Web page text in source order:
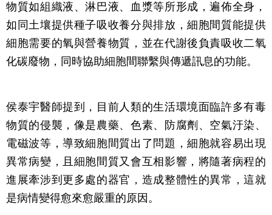
物質如組織液、淋巴液、血漿等所形成，遍佈全身，
如同土壤提供種子吸收養分與排放，細胞間質能提供
細胞需要的氧與營養物質，並在代謝後負責吸收二氧
化碳廢物，同時協助細胞間聯繫與傳遞訊息的功能。
侯泰宇醫師提到，目前人類的生活環境面臨許多有毒
物質的侵襲，像是農藥、色素、防腐劑、空氣汙染、
電磁波等，導致細胞間質出了問題，細胞就容易出現
異常病變，且細胞間質又會互相影響，將隨著病程的
進展牽涉到更多處的器官，造成整體性的異常，這就
是病情變得愈來愈嚴重的原因。